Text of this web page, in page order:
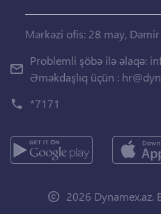
Mərkəzi ofis: 28 may,
Problemli şöbə ilə əlaqə:
Əməkdaşlıq üçün :
*7171
2026